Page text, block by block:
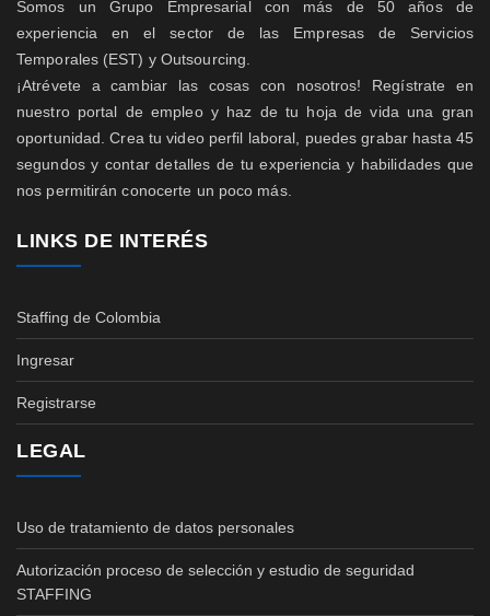
Somos un Grupo Empresarial con más de 50 años de
experiencia en el sector de las Empresas de Servicios
Temporales (EST) y Outsourcing.
¡Atrévete a cambiar las cosas con nosotros! Regístrate en
nuestro portal de empleo y haz de tu hoja de vida una gran
oportunidad. Crea tu video perfil laboral, puedes grabar hasta 45
segundos y contar detalles de tu experiencia y habilidades que
nos permitirán conocerte un poco más.
LINKS DE INTERÉS
Staffing de Colombia
Ingresar
Registrarse
LEGAL
Uso de tratamiento de datos personales
Autorización proceso de selección y estudio de seguridad
STAFFING